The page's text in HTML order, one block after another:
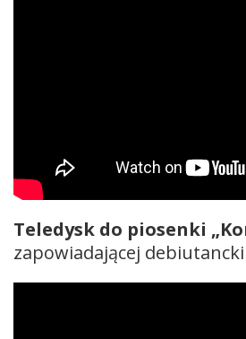
Teledysk do piosenki
zapowiadającej